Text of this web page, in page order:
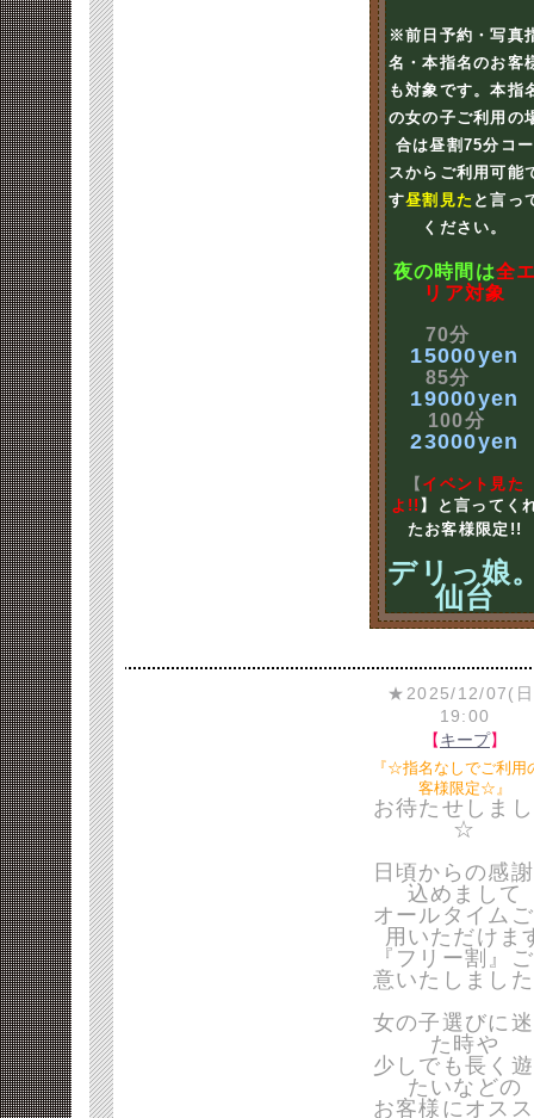
※前日予約・写真
名・本指名のお客
も対象です。本指
の女の子ご利用の
合は昼割75分コー
スからご利用可能
す昼割見た と言っ
ください。
夜の時間は全
リア対象
70分
15000yen
85分
19000yen
100分
23000yen
【 イベント見た
よ!! 】と言ってく
たお客様限定!!
デリっ娘
仙台
★2025/12/07(
19:00
【キープ】
『☆指名なしでご利用
客様限定☆』
お待たせしま
☆
日頃からの感
込めまして
オールタイム
用いただけま
『フリー割』
意いたしまし
女の子選びに
た時や
少しでも長く
たいなどの
お客様にオス